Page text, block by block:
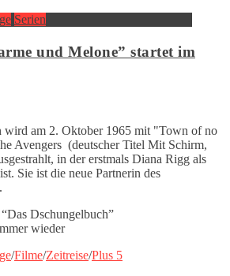
Serien
und Melone” startet im
wird am 2. Oktober 1965 mit "Town of no
Avengers (deutscher Titel Mit Schirm,
in der erstmals Diana Rigg als
Sie ist die neue Partnerin des
/Filme/Zeitreise/Plus 5